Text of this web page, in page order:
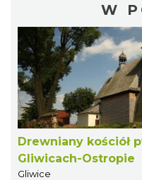
W
Drewniany kościół
Gliwicach-Ostropie
Gliwice